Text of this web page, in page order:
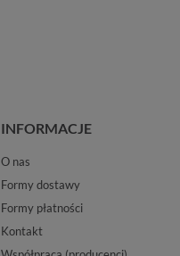
INFORMACJE
O nas
Formy dostawy
Formy płatności
Kontakt